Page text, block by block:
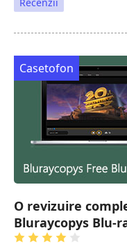
Casetofon
O revizuire
Bluraycopys Blu-